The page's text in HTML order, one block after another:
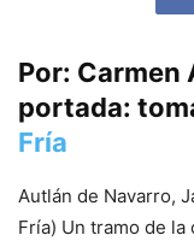
Por: Carmen
portada:
Fría
Autlán de Navarro,
Fría) Un tramo de